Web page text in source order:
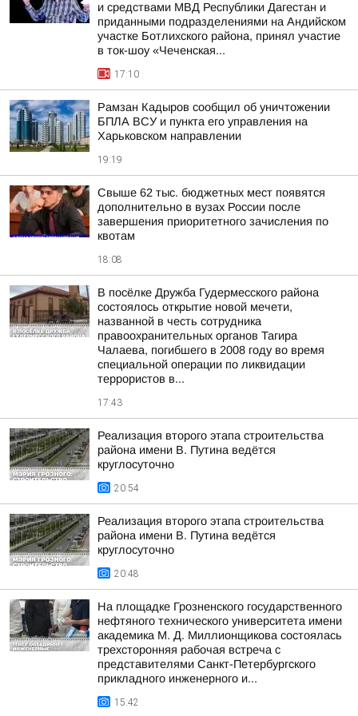
и средствами МВД Республики Дагестан и
приданными подразделениями на Андийском
участке Ботлихского района, принял участие
в ток-шоу «Чеченская...
17:10
Рамзан Кадыров сообщил об уничтожении
БПЛА ВСУ и пункта его управления на
Харьковском направлении
19:19
Свыше 62 тыс. бюджетных мест появятся
дополнительно в вузах России после
завершения приоритетного зачисления по
квотам
18:08
В посёлке Дружба Гудермесского района
состоялось открытие новой мечети,
названной в честь сотрудника
правоохранительных органов Тагира
Чалаева, погибшего в 2008 году во время
специальной операции по ликвидации
террористов в...
17:43
Реализация второго этапа строительства
района имени В. Путина ведётся
круглосуточно
20:54
Реализация второго этапа строительства
района имени В. Путина ведётся
круглосуточно
20:48
На площадке Грозненского государственного
нефтяного технического университета имени
академика М. Д. Миллионщикова состоялась
трехсторонняя рабочая встреча с
представителями Санкт-Петербургского
прикладного инженерного и...
15:42